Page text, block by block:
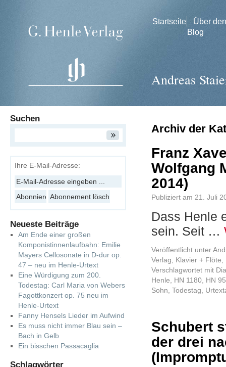
Startseite
Über den
Blog
Andreas
Archiv der
Franz
Wolfgang
2014)
Publiziert am 21. Juli
Dass Henle
sein. Seit …
Veröffentlicht unter
Verlag
Klavier + Flöte
Verschlagwortet mit
Henle
HN 1180 HN
Sohn Todestag
Schubert
der drei
Suchen
Ihre E-Mail-Adresse:
Neueste Beiträge
Am Ende einer großen
Komponistinnenlaufbahn: Emilie
Mayers Cellosonate in D-dur op.
47 – neu im Henle-Urtext
Eine Würdigung zum 200.
Todestag: Carl Maria von Webers
Fagottkonzert op. 75 neu im
Henle-Urtext
Fanny Hensels Lieder im Aufwind
Es muss nicht immer Blau sein –
Bach in Gelb
Ein bisschen Passacaglia
Schlagwörter